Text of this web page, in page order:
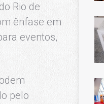
Rio de
ênfase em
eventos,
pelo